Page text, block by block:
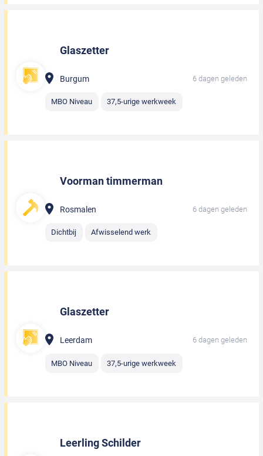
Glaszetter
Burgum 6 dagen geleden
MBO Niveau 37,5-urige werkweek
Voorman timmerman
Rosmalen 6 dagen geleden
Dichtbij Afwisselend werk
Glaszetter
Leerdam 6 dagen geleden
MBO Niveau 37,5-urige werkweek
Leerling Schilder